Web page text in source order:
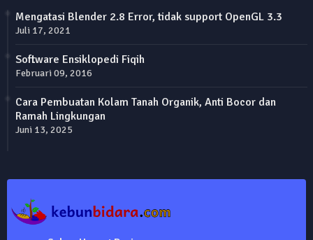
Mengatasi Blender 2.8 Error, tidak support OpenGL 3.3
Juli 17, 2021
Software Ensiklopedi Fiqih
Februari 09, 2016
Cara Pembuatan Kolam Tanah Organik, Anti Bocor dan
Ramah Lingkungan
Juni 13, 2025